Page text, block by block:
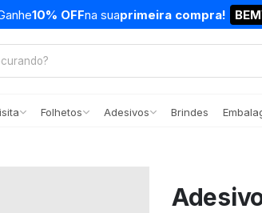
10% OFFna suaprimeira compra!
Folhetos Adesivos Brindes